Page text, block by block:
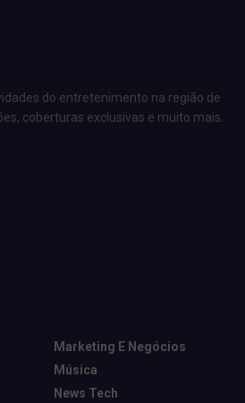
do entretenimento na região de
coberturas exclusivas e muito mais.
Marketing E Negócios
Música
News Tech